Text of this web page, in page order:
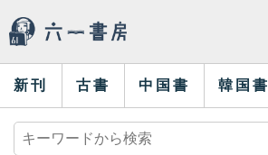
新刊 古書 中国書 韓国書